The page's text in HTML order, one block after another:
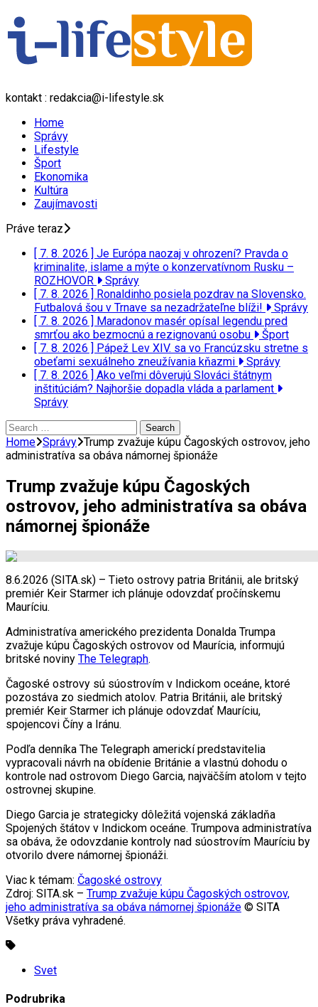
kontakt : redakcia@i-lifestyle.sk
Home
Správy
Lifestyle
Šport
Ekonomika
Kultúra
Zaujímavosti
Práve teraz
[ 7. 8. 2026 ] Je Európa naozaj v ohrození? Pravda o
kriminalite, islame a mýte o konzervatívnom Rusku –
ROZHOVOR
Správy
[ 7. 8. 2026 ] Ronaldinho posiela pozdrav na Slovensko.
Futbalová šou v Trnave sa nezadržateľne blíži!
Správy
[ 7. 8. 2026 ] Maradonov masér opísal legendu pred
smrťou ako bezmocnú a rezignovanú osobu
Šport
[ 7. 8. 2026 ] Pápež Lev XIV. sa vo Francúzsku stretne s
obeťami sexuálneho zneužívania kňazmi
Správy
[ 7. 8. 2026 ] Ako veľmi dôverujú Slováci štátnym
inštitúciám? Najhoršie dopadla vláda a parlament
Správy
Search
for:
Home Správy Trump zvažuje kúpu Čagoských ostrovov, jeho
administratíva sa obáva námornej špionáže
Trump zvažuje kúpu Čagoských
ostrovov, jeho administratíva sa obáva
námornej špionáže
8.6.2026 (SITA.sk) – Tieto ostrovy patria Británii, ale britský
premiér Keir Starmer ich plánuje odovzdať pročínskemu
Mauríciu.
Administratíva amerického prezidenta Donalda Trumpa
zvažuje kúpu Čagoských ostrovov od Maurícia, informujú
britské noviny The Telegraph.
Čagoské ostrovy sú súostrovím v Indickom oceáne, ktoré
pozostáva zo siedmich atolov. Patria Británii, ale britský
premiér Keir Starmer ich plánuje odovzdať Mauríciu,
spojencovi Číny a Iránu.
Podľa denníka The Telegraph americkí predstavitelia
vypracovali návrh na obídenie Británie a vlastnú dohodu o
kontrole nad ostrovom Diego Garcia, najväčším atolom v tejto
ostrovnej skupine.
Diego Garcia je strategicky dôležitá vojenská základňa
Spojených štátov v Indickom oceáne. Trumpova administratíva
sa obáva, že odovzdanie kontroly nad súostrovím Mauríciu by
otvorilo dvere námornej špionáži.
Viac k témam: Čagoské ostrovy
Zdroj: SITA.sk – Trump zvažuje kúpu Čagoských ostrovov,
jeho administratíva sa obáva námornej špionáže © SITA
Všetky práva vyhradené.
Svet
Podrubrika